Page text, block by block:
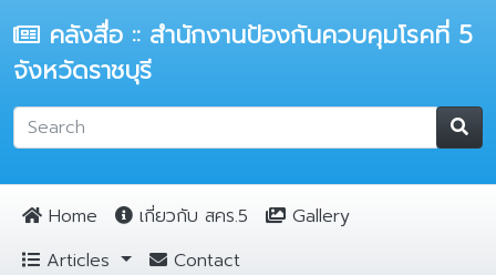
คลังสื่อ :: สำนักงานป้องกันควบคุมโรคที่ 5
จังหวัดราชบุรี
Home เกี่ยวกับ สคร.5
Gallery
Articles
Contact